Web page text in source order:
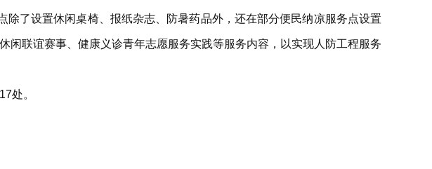
了设置休闲桌椅、报纸杂志、防暑药品外，还在部分便民纳凉服务点设置
联谊赛事、健康义诊青年志愿服务实践等服务内容，以实现人防工程服务
处。